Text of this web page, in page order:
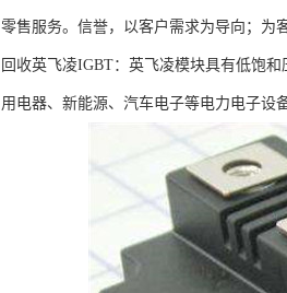
零售服务。信誉，以客户需求为导向；为
回收英飞凌IGBT：英飞凌模块具有低饱
用电器、新能源、汽车电子等电力电子设备